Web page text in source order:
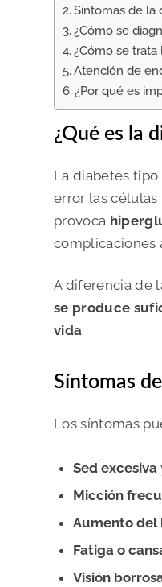
Síntomas de la
¿Cómo se
¿Cómo se trata
Atención de
¿Por qué es
¿Qué es la
La diabetes tipo
error las células
provoca
complicaciones
A diferencia de
se produce
vida.
Síntomas
Los síntomas
Sed excesiva
Micción
Aumento del
Fatiga o
Visión